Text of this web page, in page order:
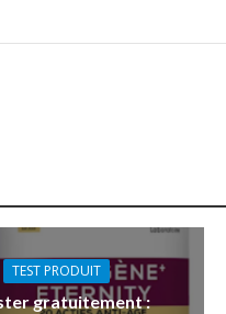
TEST PRODUIT
gratuitement :